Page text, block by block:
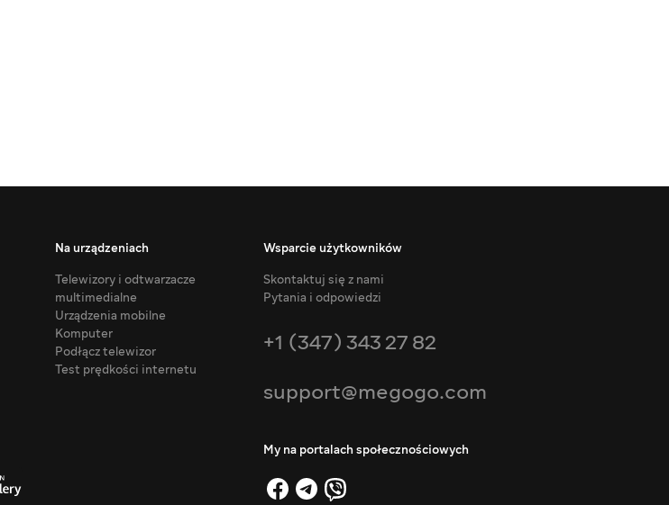
Na urządzeniach
Telewizory i odtwarzacze
multimedialne
Urządzenia mobilne
Komputer
Podłącz telewizor
Test prędkości internetu
Wsparcie użytkowników
Skontaktuj się z nami
Pytania i odpowiedzi
+1 (347) 343 27 82
support@megogo.com
My na portalach społecznościowych